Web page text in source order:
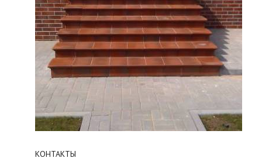
КОНТАКТЫ